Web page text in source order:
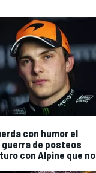
con humor el
de posteos
con Alpine que no